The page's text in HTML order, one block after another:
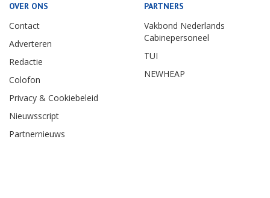
OVER ONS
Contact
Adverteren
Redactie
Colofon
Privacy & Cookiebeleid
Nieuwsscript
Partnernieuws
PARTNERS
Vakbond Nederlands
Cabinepersoneel
TUI
NEWHEAP